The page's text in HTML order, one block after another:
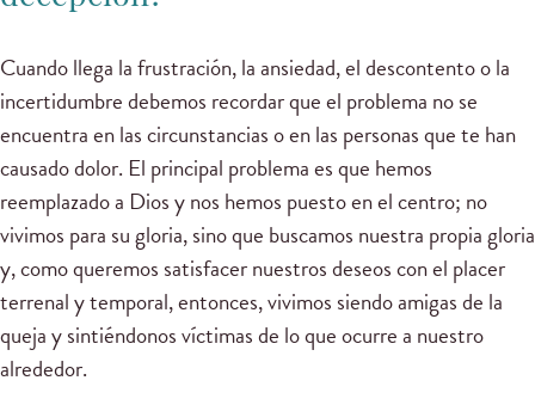
Cuando llega la frustración, la ansiedad, el descontento o la
incertidumbre debemos recordar que el problema no se
encuentra en las circunstancias o en las personas que te han
causado dolor. El principal problema es que hemos
reemplazado a Dios y nos hemos puesto en el centro; no
vivimos para su gloria, sino que buscamos nuestra propia gloria
y, como queremos satisfacer nuestros deseos con el placer
terrenal y temporal, entonces, vivimos siendo amigas de la
queja y sintiéndonos víctimas de lo que ocurre a nuestro
alrededor.